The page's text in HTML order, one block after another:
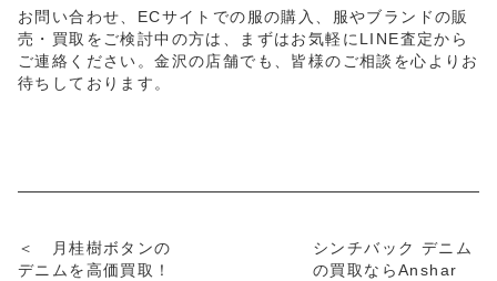
お問い合わせ、ECサイトでの服の購入、服やブランドの販
売・買取をご検討中の方は、まずはお気軽にLINE査定から
ご連絡ください。金沢の店舗でも、皆様のご相談を心よりお
待ちしております。
＜ 月桂樹ボタンの
デニムを高価買取！
シンチバック デニム
の買取ならAnshar